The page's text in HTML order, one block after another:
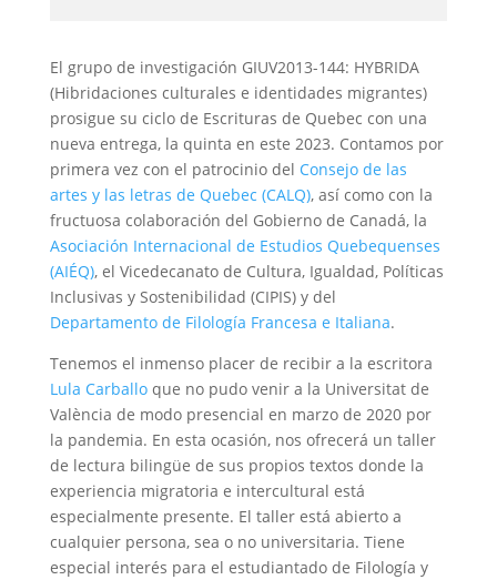
El grupo de investigación GIUV2013-144: HYBRIDA
(Hibridaciones culturales e identidades migrantes)
prosigue su ciclo de Escrituras de Quebec con una
nueva entrega, la quinta en este 2023. Contamos por
primera vez con el patrocinio del Consejo de las
artes y las letras de Quebec (CALQ), así como con la
fructuosa colaboración del Gobierno de Canadá, la
Asociación Internacional de Estudios Quebequenses
(AIÉQ), el Vicedecanato de Cultura, Igualdad, Políticas
Inclusivas y Sostenibilidad (CIPIS) y del
Departamento de Filología Francesa e Italiana.
Tenemos el inmenso placer de recibir a la escritora
Lula Carballoque no pudo venir a la Universitat de
València de modo presencial en marzo de 2020 por
la pandemia. En esta ocasión, nos ofrecerá un taller
de lectura bilingüe de sus propios textos donde la
experiencia migratoria e intercultural está
especialmente presente. El taller está abierto a
cualquier persona, sea o no universitaria. Tiene
especial interés para el estudiantado de Filología y